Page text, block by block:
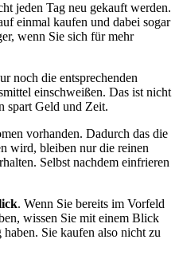
jeden Tag neu gekauft werden.
einmal kaufen und dabei sogar
wenn Sie sich für mehr
noch die entsprechenden
einschweißen. Das ist nicht
spart Geld und Zeit.
vorhanden. Dadurch das die
wird, bleiben nur die reinen
Selbst nachdem einfrieren
. Wenn Sie bereits im Vorfeld
wissen Sie mit einem Blick
Sie kaufen also nicht zu